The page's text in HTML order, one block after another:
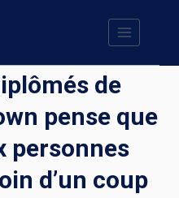
de
pense que
personnes
d’un coup